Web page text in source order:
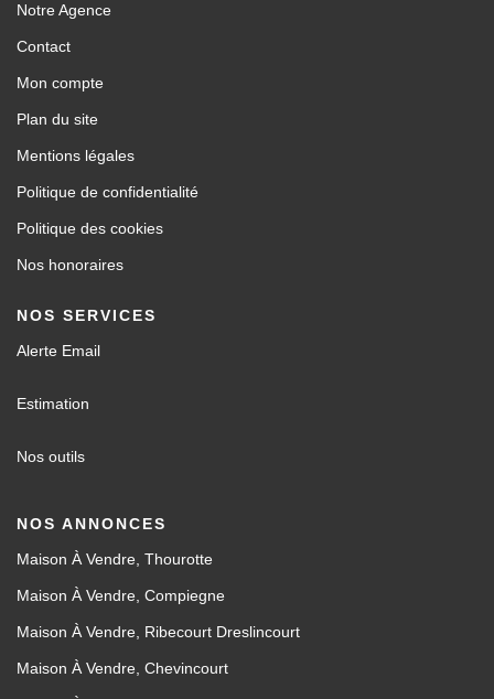
Notre Agence
Contact
Mon compte
Plan du site
Mentions légales
Politique de confidentialité
Politique des cookies
Nos honoraires
NOS SERVICES
Alerte Email
Estimation
Nos outils
NOS ANNONCES
Maison À Vendre, Thourotte
Maison À Vendre, Compiegne
Maison À Vendre, Ribecourt Dreslincourt
Maison À Vendre, Chevincourt